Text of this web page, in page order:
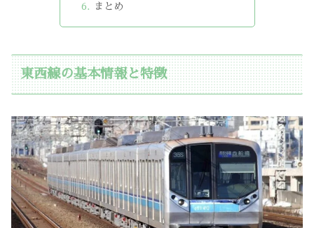
まとめ
東西線の基本情報と特徴